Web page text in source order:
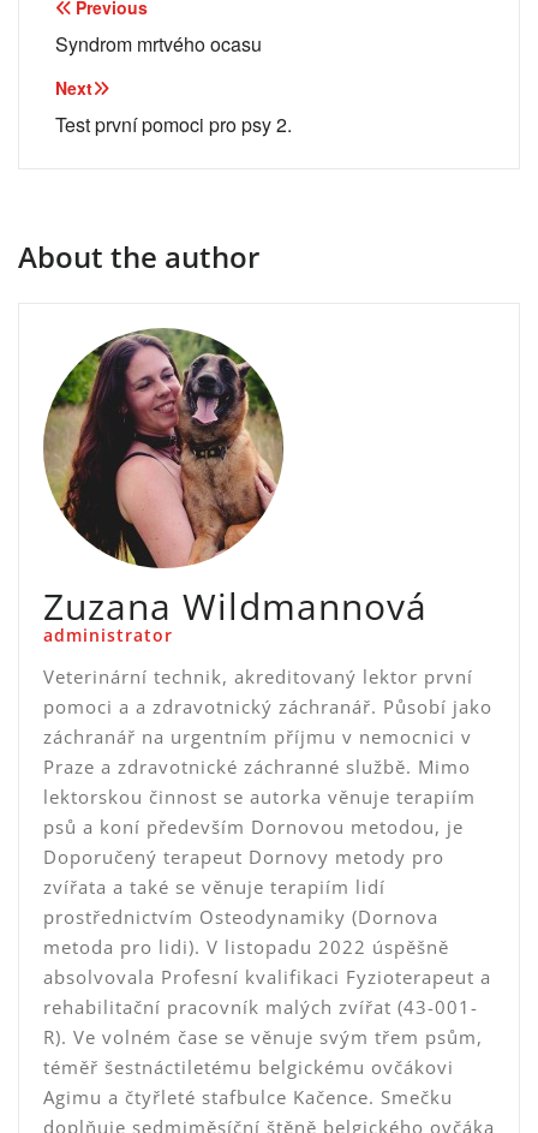
Navigace
pro
příspěvek
Previous
Syndrom mrtvého ocasu
Next
Test první pomoci pro psy 2.
About the author
Zuzana Wildmannová
administrator
Veterinární technik, akreditovaný lektor první
pomoci a a zdravotnický záchranář. Působí jako
záchranář na urgentním příjmu v nemocnici v
Praze a zdravotnické záchranné službě. Mimo
lektorskou činnost se autorka věnuje terapiím
psů a koní především Dornovou metodou, je
Doporučený terapeut Dornovy metody pro
zvířata a také se věnuje terapiím lidí
prostřednictvím Osteodynamiky (Dornova
metoda pro lidi). V listopadu 2022 úspěšně
absolvovala Profesní kvalifikaci Fyzioterapeut a
rehabilitační pracovník malých zvířat (43-001-
R). Ve volném čase se věnuje svým třem psům,
téměř šestnáctiletému belgickému ovčákovi
Agimu a čtyřleté stafbulce Kačence. Smečku
doplňuje sedmiměsíční štěně belgického ovčáka